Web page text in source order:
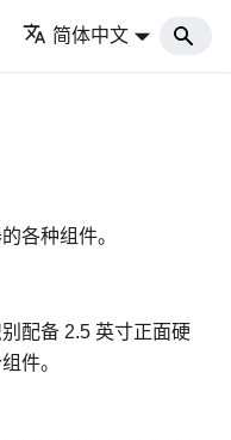
简体中文
各种组件。
配备 2.5 英寸正面硬
件。